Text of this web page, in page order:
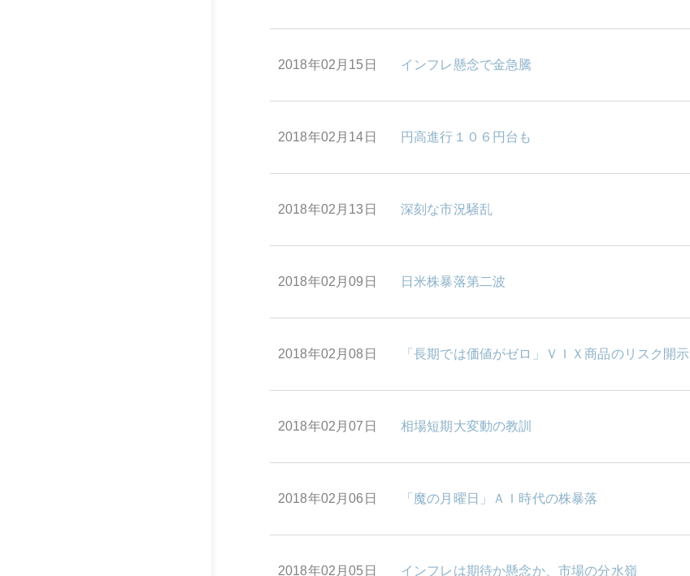
2018年02月15日 インフレ懸念で金急騰
2018年02月14日 円高進行１０６円台も
2018年02月13日 深刻な市況騒乱
2018年02月09日 日米株暴落第二波
2018年02月08日 「長期では価値がゼロ」ＶＩＸ商品のリスク開示
2018年02月07日 相場短期大変動の教訓
2018年02月06日 「魔の月曜日」ＡＩ時代の株暴落
2018年02月05日 インフレは期待か懸念か、市場の分水嶺